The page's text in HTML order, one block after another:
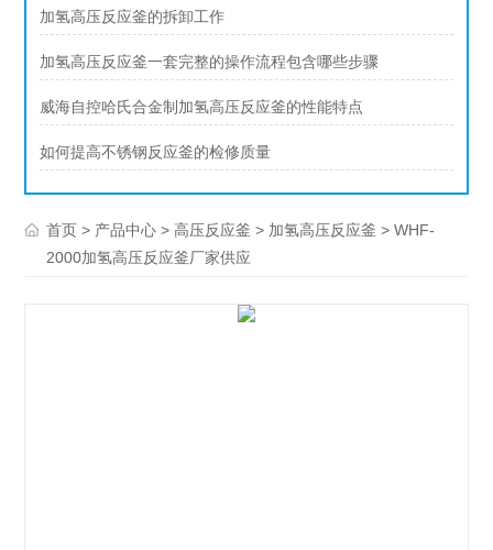
加氢高压反应釜的拆卸工作
加氢高压反应釜一套完整的操作流程包含哪些步骤
威海自控哈氏合金制加氢高压反应釜的性能特点
如何提高不锈钢反应釜的检修质量
首页 > 产品中心 >高压反应釜 > 加氢高压反应釜 > WHF-
2000加氢高压反应釜厂家供应